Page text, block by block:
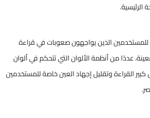
للمستخدمين الذين يواجهون صعوبات في قراءة
عددًا من أنظمة الألوان التي تتحكم في ألوان
القراءة وتقليل إجهاد العين خاصة للمستخدمين